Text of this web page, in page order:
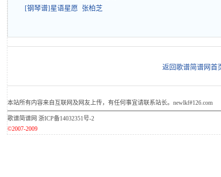
[钢琴谱]星语星愿 张柏芝
返回歌谱简谱网首
本站所有内容来自互联网及网友上传，有任何事宜请联系站长。newlkf#126.com
歌谱简谱网 浙ICP备14032351号-2
©2007-2009